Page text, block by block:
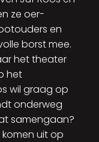
ze oer-
en
borst mee.
het theater
het
wil graag op
onderweg
samengaan?
uit op